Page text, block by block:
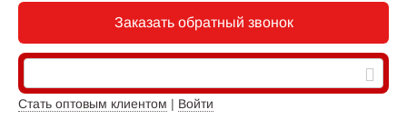
Заказать обратный звонок
Стать оптовым клиентом | Войти